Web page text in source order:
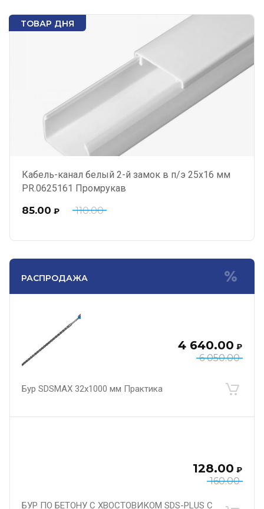
ТОВАР ДНЯ
Кабель-канал белый 2-й замок в п/э 25х16 мм
PR.0625161 Промрукав
110.00
85.00 ₽
РАСПРОДАЖА
6 050.00
4 640.00 ₽
Бур SDSMAX 32х1000 мм Практика
160.00
128.00 ₽
БУР ПО БЕТОНУ С ХВОСТОВИКОМ SDS-PLUS С